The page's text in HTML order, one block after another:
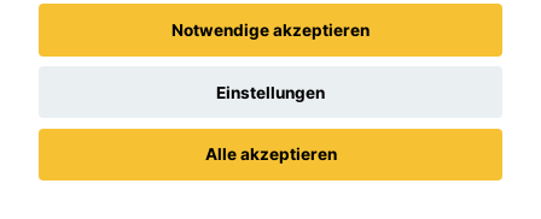
SEAT Ibiza
Notwendige akzeptieren
Einstellungen
Alle akzeptieren